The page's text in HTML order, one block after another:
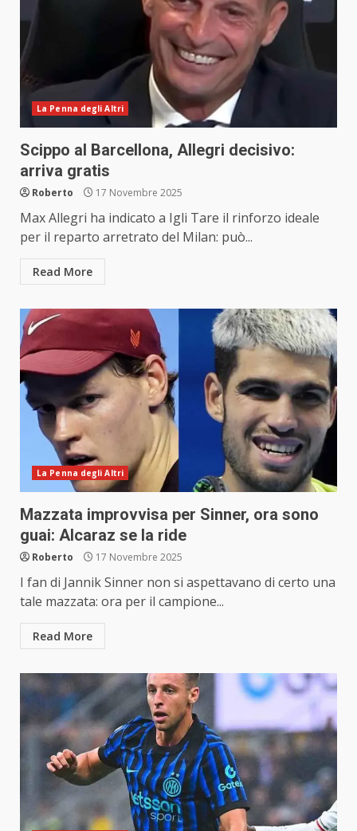
La Penna degli Altri
Scippo al Barcellona, Allegri decisivo:
arriva gratis
Roberto 17 Novembre 2025
Max Allegri ha indicato a Igli Tare il rinforzo ideale
per il reparto arretrato del Milan: può...
Read More
La Penna degli Altri
Mazzata improvvisa per Sinner, ora sono
guai: Alcaraz se la ride
Roberto 17 Novembre 2025
I fan di Jannik Sinner non si aspettavano di certo una
tale mazzata: ora per il campione...
Read More